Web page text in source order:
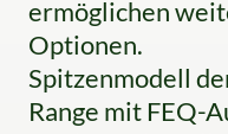
ermöglichen
Optionen.
Spitzenmodell
Range mit FEQ-